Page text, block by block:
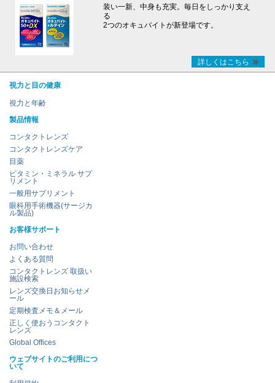
装い一新、中身も充実。毎日をしっかり支え
る
2つのオキュバイトが新登場です。
詳しくはこちら
視力と目の健康
視力と年齢
製品情報
コンタクトレンズ
コンタクトレンズケア
目薬
ビタミン・ミネラル サプ
リメント
一般用サプリメント
眼科用手術機器(サージカ
ル製品)
お客様サポート
お問い合わせ
よくある質問
コンタクトレンズ 取扱い
施設検索
レンズ交換日お知らせメ
ール
定期検査メモ＆メール
正しく使おうコンタクト
レンズ
Global Offices
ウェブサイトのご利用につ
いて